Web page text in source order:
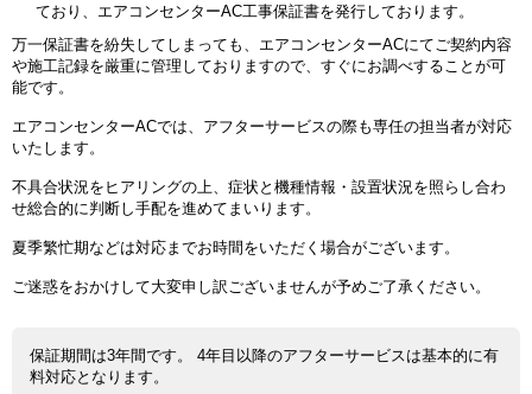
ており、エアコンセンターAC工事保証書を発行しております。
万一保証書を紛失してしまっても、エアコンセンターACにてご契約内容
や施工記録を厳重に管理しておりますので、すぐにお調べすることが可
能です。
エアコンセンターACでは、アフターサービスの際も専任の担当者が対応
いたします。
不具合状況をヒアリングの上、症状と機種情報・設置状況を照らし合わ
せ総合的に判断し手配を進めてまいります。
夏季繁忙期などは対応までお時間をいただく場合がございます。
ご迷惑をおかけして大変申し訳ございませんが予めご了承ください。
保証期間は3年間です。 4年目以降のアフターサービスは基本的に有
料対応となります。